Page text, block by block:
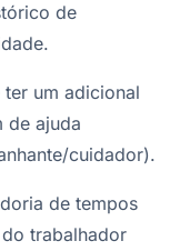
de
um adicional
de ajuda
cuidador).
de tempos
trabalhador